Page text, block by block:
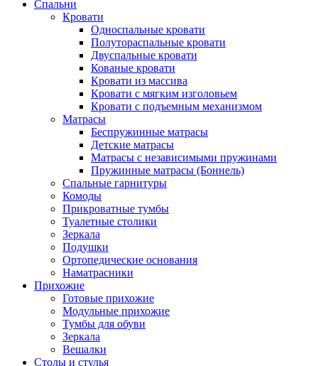
Спальни
Кровати
Односпальные кровати
Полутораспальные кровати
Двуспальные кровати
Кованые кровати
Кровати из массива
Кровати с мягким изголовьем
Кровати с подъемным механизмом
Матрасы
Беспружинные матрасы
Детские матрасы
Матрасы с независимыми пружинами
Пружинные матрасы (Боннель)
Спальные гарнитуры
Комоды
Прикроватные тумбы
Туалетные столики
Зеркала
Подушки
Ортопедические основания
Наматрасники
Прихожие
Готовые прихожие
Модульные прихожие
Тумбы для обуви
Зеркала
Вешалки
Столы и стулья